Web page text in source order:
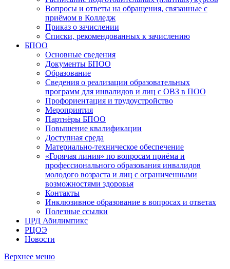
Вопросы и ответы на обращения, связанные с
приёмом в Колледж
Приказ о зачислении
Списки, рекомендованных к зачислению
БПОО
Основные сведения
Документы БПОО
Образование
Сведения о реализации образовательных
программ для инвалидов и лиц с ОВЗ в ПОО
Профориентация и трудоустройство
Мероприятия
Партнёры БПОО
Повышение квалификации
Доступная среда
Материально-техническое обеспечение
«Горячая линия» по вопросам приёма и
профессионального образования инвалидов
молодого возраста и лиц с ограниченными
возможностями здоровья
Контакты
Инклюзивное образование в вопросах и ответах
Полезные ссылки
ЦРД Абилимпикс
РЦОЭ
Новости
Верхнее меню